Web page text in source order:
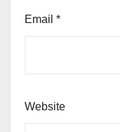
Email *
Website